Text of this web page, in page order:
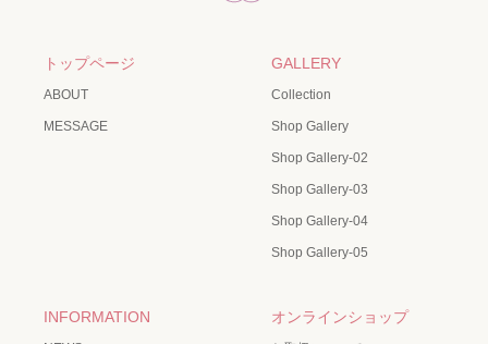
トップページ
ABOUT
MESSAGE
GALLERY
Collection
Shop Gallery
Shop Gallery-02
Shop Gallery-03
Shop Gallery-04
Shop Gallery-05
INFORMATION オンラインショップ